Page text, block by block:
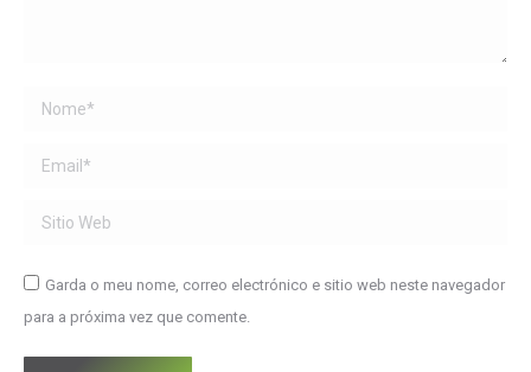
Name *
Email *
Sitio Web
Garda o meu nome, correo electrónico e sitio web neste navegador
para a próxima vez que comente.